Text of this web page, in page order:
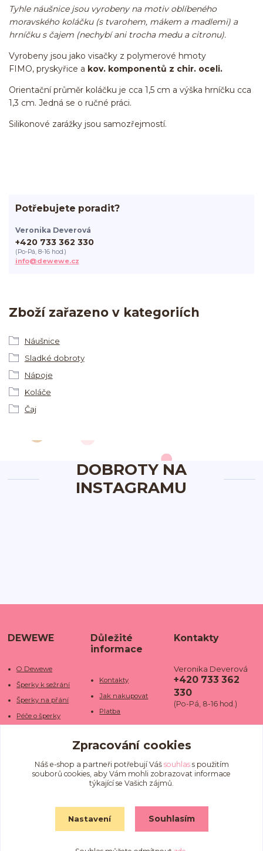
Tyhle náušnice jsou vyrobeny na motiv oblíbeného
moravského koláčku (s tvarohem, mákem a madlemi) a
hrníčku s čajem (nechybí ani trocha medu a citronu).
Vyrobeny jsou jako visačky z polymerové hmoty
FIMO, pryskyřice a kov. komponentů z chir. oceli.
Orientační průměr koláčku je cca 1,5 cm a výška hrníčku cca
1,3 cm. Jedná se o ručné práci.
Silikonové zarážky jsou samozřejmostí.
Zboží zařazeno v kategoriích
Náušnice
Sladké dobroty
Nápoje
Koláče
Čaj
Potřebujete poradit?
Veronika Deverová
+420 733 362 330
(Po-Pá, 8-16 hod.)
info@dewewe.cz
DOBROTY NA
INSTAGRAMU
DEWEWE
O Dewewe
Šperky k sežrání
Šperky na přání
Péče o šperky
Kamenné obchody
Fotogalerie
Důležité
informace
Kontakty
Jak nakupovat
Platba
Doba dodání
Doprava
Obchodní podmínky
Ochrana osobních
Kontakty
Veronika Deverová
+420 733 362
330
(Po-Pá, 8-16 hod.)
we.cz
Zpracování cookies
Náš e-shop a partneři potřebují Váš souhlass použitím
souborů cookies, aby Vám mohli zobrazovat informace
týkající se Vašich zájmů.
Nastavení Souhlasím